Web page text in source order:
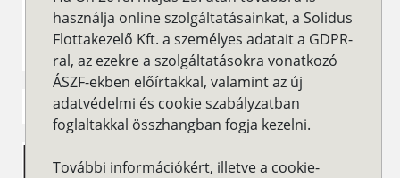
használja online szolgáltatásainkat, a Solidus
Flottakezelő Kft. a személyes adatait a GDPR-
ral, az ezekre a szolgáltatásokra vonatkozó
ÁSZF-ekben előírtakkal, valamint az új
adatvédelmi és cookie szabályzatban
foglaltakkal összhangban fogja kezelni.
További információkért, illetve a cookie-